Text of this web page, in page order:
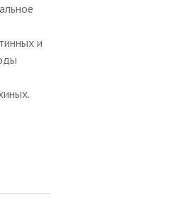
и